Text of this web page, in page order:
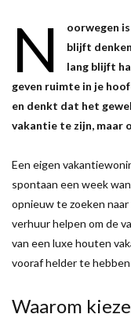
N
oorwegen
blijft
lang blijft
geven ruimte in je
en denkt dat het
vakantie te zijn, maar
Een eigen
spontaan een week
opnieuw te zoeken
verhuur helpen om de
van een luxe houten
vooraf helder te
Waarom